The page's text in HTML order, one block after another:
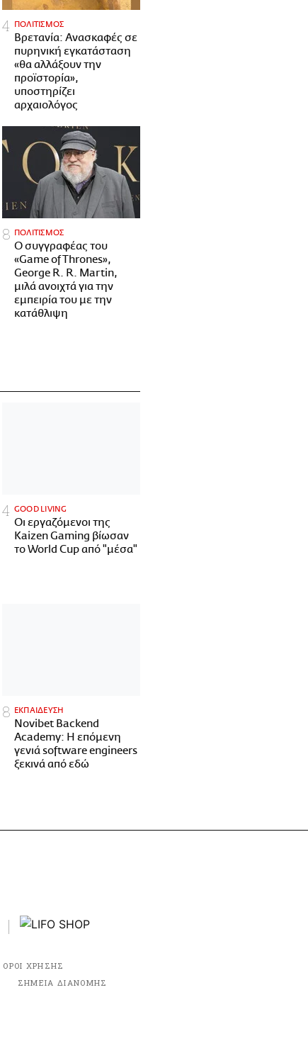
ΠΟΛΙΤΙΣΜΟΣ
Βρετανία: Ανασκαφές σε
πυρηνική εγκατάσταση
«θα αλλάξουν την
προϊστορία»,
υποστηρίζει
αρχαιολόγος
ΠΟΛΙΤΙΣΜΟΣ
Ο συγγραφέας του
«Game of Thrones»,
George R. R. Martin,
μιλά ανοιχτά για την
εμπειρία του με την
κατάθλιψη
GOOD LIVING
Οι εργαζόμενοι της
Kaizen Gaming βίωσαν
το World Cup από "μέσα"
ΕΚΠΑΙΔΕΥΣΗ
Novibet Backend
Academy: Η επόμενη
γενιά software engineers
ξεκινά από εδώ
ΟΡΟΙ ΧΡΗΣΗΣ
ΣΗΜΕΙΑ ΔΙΑΝΟΜΗΣ